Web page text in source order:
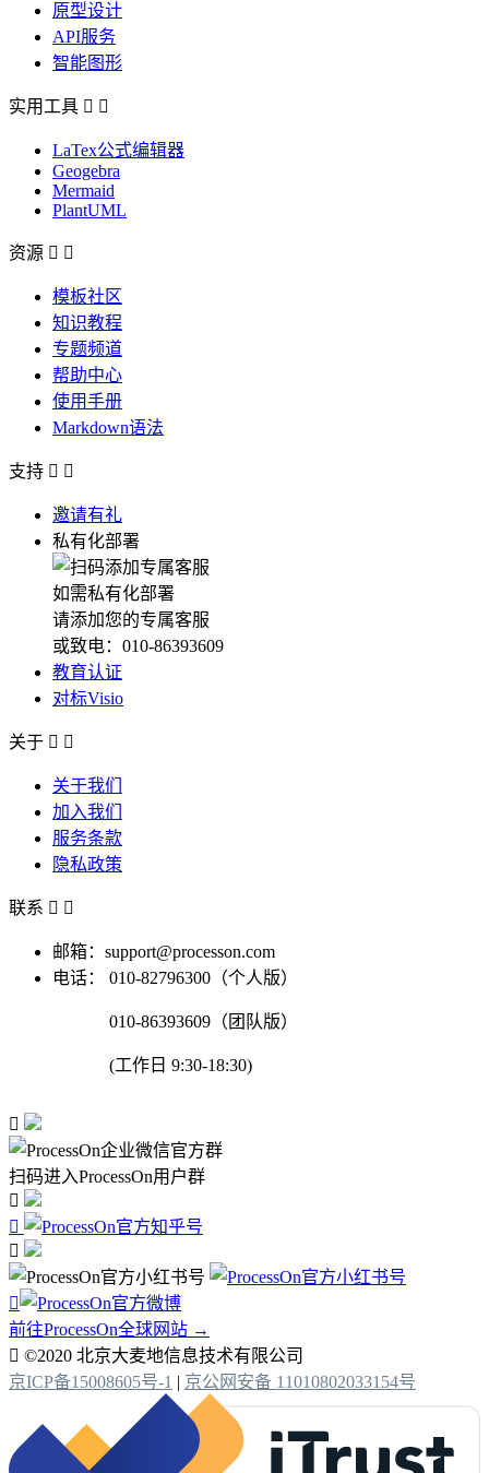
原型设计
API服务
智能图形
实用工具  
LaTex公式编辑器
Geogebra
Mermaid
PlantUML
资源  
模板社区
知识教程
专题频道
帮助中心
使用手册
Markdown语法
支持  
邀请有礼
私有化部署
如需私有化部署
请添加您的专属客服
或致电：010-86393609
教育认证
对标Visio
关于  
关于我们
加入我们
服务条款
隐私政策
联系  
邮箱：support@processon.com
电话：
010-82796300（个人版）
010-86393609（团队版）
(工作日 9:30-18:30)

扫码进入ProcessOn用户群




前往ProcessOn全球网站 →
 ©2020 北京大麦地信息技术有限公司
京ICP备15008605号-1 | 京公网安备 11010802033154号